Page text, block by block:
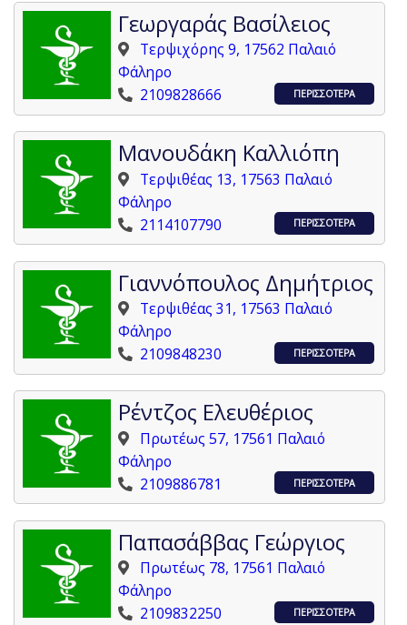
Γεωργαράς Βασίλειος
Τερψιχόρης 9, 17562 Παλαιό
Φάληρο
2109828666
ΠΕΡΙΣΣΟΤΕΡΑ
Μανουδάκη Καλλιόπη
Τερψιθέας 13, 17563 Παλαιό
Φάληρο
2114107790
ΠΕΡΙΣΣΟΤΕΡΑ
Γιαννόπουλος Δημήτριος
Τερψιθέας 31, 17563 Παλαιό
Φάληρο
2109848230
ΠΕΡΙΣΣΟΤΕΡΑ
Ρέντζος Ελευθέριος
Πρωτέως 57, 17561 Παλαιό
Φάληρο
2109886781
ΠΕΡΙΣΣΟΤΕΡΑ
Παπασάββας Γεώργιος
Πρωτέως 78, 17561 Παλαιό
Φάληρο
2109832250
ΠΕΡΙΣΣΟΤΕΡΑ